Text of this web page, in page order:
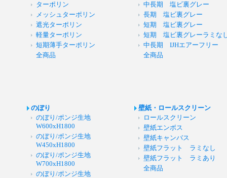
ターポリン
メッシュターポリン
遮光ターポリン
軽量ターポリン
短期薄手ターポリン
全商品
中長期 塩ビ裏グレー
長期 塩ビ裏グレー
短期 塩ビ裏グレー
短期 塩ビ裏グレーラミな
中長期 IJHエアーフリー
全商品
のぼり
のぼり/ポンジ生地
W600xH1800
のぼり/ポンジ生地
W450xH1800
のぼり/ポンジ生地
W700xH1800
のぼり/ポンジ生地
壁紙・ロールスクリーン
ロールスクリーン
壁紙エンボス
壁紙キャンバス
壁紙フラット ラミなし
壁紙フラット ラミあり
全商品